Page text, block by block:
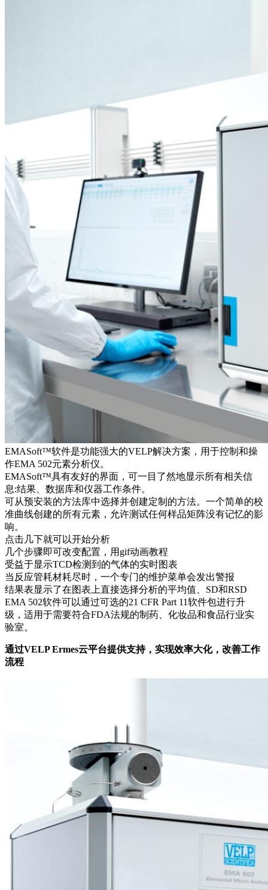
EMASoft™软件是功能强大的VELP解决方案，用于控制和操
作EMA 502元素分析仪。
EMASoft™具有友好的界面，可一目了然地显示所有相关信
息:结果、数据库和仪器工作条件。
可从预安装的方法库中选择并创建定制的方法。一个简单的校
准曲线创建的所有元素，允许测试任何样品矩阵没有记忆的影
响。
点击几下就可以开始分析
几个步骤即可改变配置，用gif动画教程
受益于显示TCD检测到的气体的实时图表
当反应管耗材耗尽时，一个专门的维护菜单会发出警报
结果表显示了在图表上直接选择分析的平均值、SD和RSD
EMA 502软件可以通过可选的21 CFR Part 11软件包进行升
级，适用于需要符合FDA法规的制药、化妆品和食品行业实
验室。
通过VELP Ermes云平台提供支持，实现效率大化，改善工作
流程